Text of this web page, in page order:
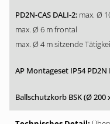
max. Ø
max. Ø 6 m frontal
max. Ø 4 m sitzende